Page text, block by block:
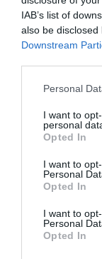
IAB’s list of
also be
Downstream
Please note that
not limited to
grant or deny
use your data
consent section.
Personal
I want to
personal
Opted In
I want to
Personal
Opted In
I want to
Personal
Opted In